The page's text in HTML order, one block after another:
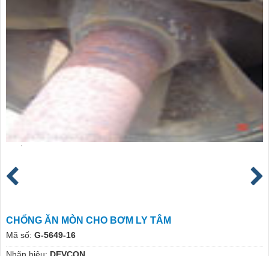
CHỐNG ĂN MÒN CHO BƠM LY TÂM
Mã số: G-5649-16